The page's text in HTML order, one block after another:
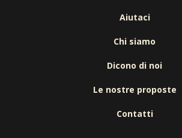
Aiutaci
Chi siamo
Dicono di noi
Le nostre proposte
Contatti